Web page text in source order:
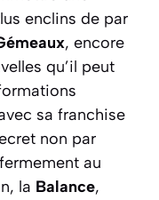
enclins de par
, encore
qu’il peut
sa franchise
non par
au
la Balance,